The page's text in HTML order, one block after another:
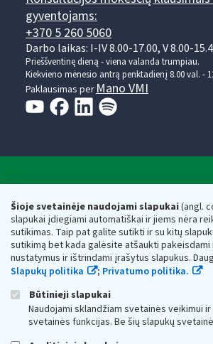
Šioje svetainėje naudojami slapukai(angl.
slapukai įdiegiami automatiškai ir jiems nėra
sutikimas. Taip pat galite sutikti ir su kitų
sutikimą bet kada galėsite atšaukti
nustatymus ir ištrindami įrašytus slapukus.
Slapukų politika
; Privatumo politika.
Būtinieji slapukai
Naudojami sklandžiam svetainės veikimui
svetainės funkcijas. Be šių slapukų
gyventojams:
+370 5 260 5060
Darbo laikas: I-IV 8.00-17.00, V 8.00-
Prieššventinę dieną - viena valanda trumpiau.
Kiekvieno mėnesio antrą penktadienį 8.00 val. -
Paklausimas per Mano VMI
Respublikos finansų ministerijos
Biudžetinė įstaiga. Juridinio asmens kodas —
adresas: Vasario 16-osios g. 14, 01107 Vilnius,
vmi@vmi.lt, E. pristatymo dėžutės adresas
Duomenys apie Valstybinę mokesčių inspekciją
Respublikos finansų ministerijos kaupiami ir